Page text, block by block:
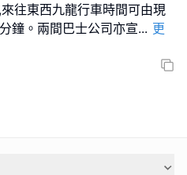
往東西九龍行車時間可由現
鐘。兩間巴士公司亦宣... 更